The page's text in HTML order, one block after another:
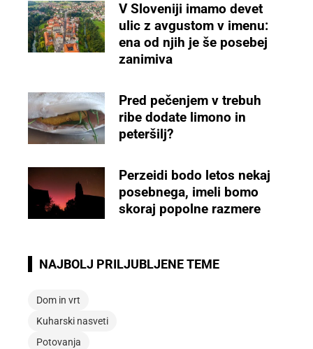
V Sloveniji imamo devet
ulic z avgustom v imenu:
ena od njih je še posebej
zanimiva
Pred pečenjem v trebuh
ribe dodate limono in
peteršilj?
Perzeidi bodo letos nekaj
posebnega, imeli bomo
skoraj popolne razmere
NAJBOLJ PRILJUBLJENE TEME
Dom in vrt
Kuharski nasveti
Potovanja